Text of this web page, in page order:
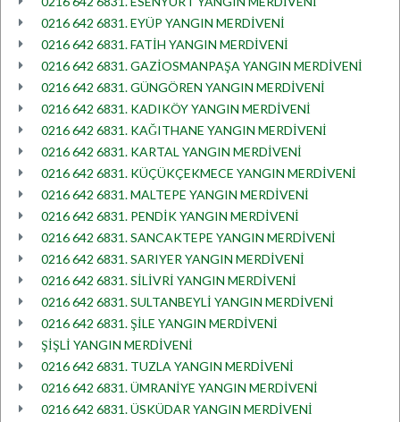
0216 642 6831. EYÜP YANGIN MERDİVENİ
0216 642 6831. FATİH YANGIN MERDİVENİ
0216 642 6831. GAZİOSMANPAŞA YANGIN MERDİVENİ
0216 642 6831. GÜNGÖREN YANGIN MERDİVENİ
0216 642 6831. KADIKÖY YANGIN MERDİVENİ
0216 642 6831. KAĞITHANE YANGIN MERDİVENİ
0216 642 6831. KARTAL YANGIN MERDİVENİ
0216 642 6831. KÜÇÜKÇEKMECE YANGIN MERDİVENİ
0216 642 6831. MALTEPE YANGIN MERDİVENİ
0216 642 6831. PENDİK YANGIN MERDİVENİ
0216 642 6831. SANCAKTEPE YANGIN MERDİVENİ
0216 642 6831. SARIYER YANGIN MERDİVENİ
0216 642 6831. SİLİVRİ YANGIN MERDİVENİ
0216 642 6831. SULTANBEYLİ YANGIN MERDİVENİ
0216 642 6831. ŞİLE YANGIN MERDİVENİ
ŞİŞLİ YANGIN MERDİVENİ
0216 642 6831. TUZLA YANGIN MERDİVENİ
0216 642 6831. ÜMRANİYE YANGIN MERDİVENİ
0216 642 6831. ÜSKÜDAR YANGIN MERDİVENİ